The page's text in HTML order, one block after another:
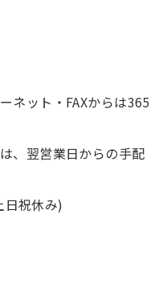
ネット・FAXからは365
、翌営業日からの手配
日祝休み)